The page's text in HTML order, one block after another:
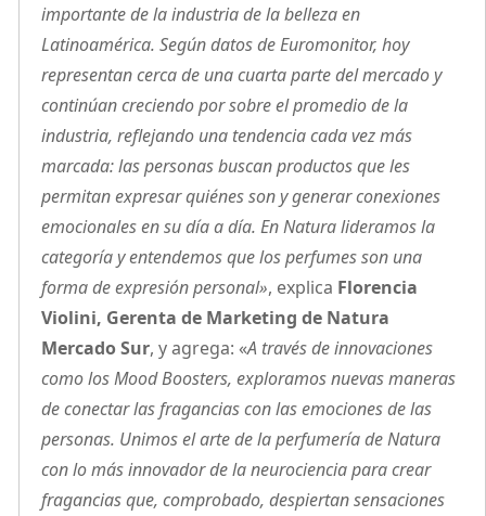
importante de la industria de la belleza en
Latinoamérica. Según datos de Euromonitor, hoy
representan cerca de una cuarta parte del mercado y
continúan creciendo por sobre el promedio de la
industria, reflejando una tendencia cada vez más
marcada: las personas buscan productos que les
permitan expresar quiénes son y generar conexiones
emocionales en su día a día. En Natura lideramos la
categoría y entendemos que los perfumes son una
forma de expresión personal», explica Florencia
Violini, Gerenta de Marketing de Natura
Mercado Sur, y agrega: «A través de innovaciones
como los Mood Boosters, exploramos nuevas maneras
de conectar las fragancias con las emociones de las
personas. Unimos el arte de la perfumería de Natura
con lo más innovador de la neurociencia para crear
fragancias que, comprobado, despiertan sensaciones